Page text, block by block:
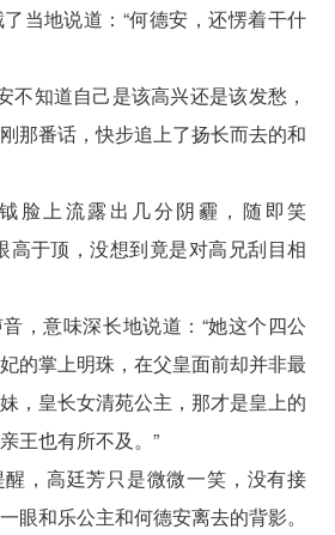
当地说道：“何德安，还愣着干什
不知道自己是该高兴还是该发愁，
那番话，快步追上了扬长而去的和
脸上流露出几分阴霾，随即笑
高于顶，没想到竟是对高兄刮目相
，意味深长地说道：“她这个四公
的掌上明珠，在父皇面前却并非最
，皇长女清苑公主，那才是皇上的
王也有所不及。”
，高廷芳只是微微一笑，没有接
眼和乐公主和何德安离去的背影。